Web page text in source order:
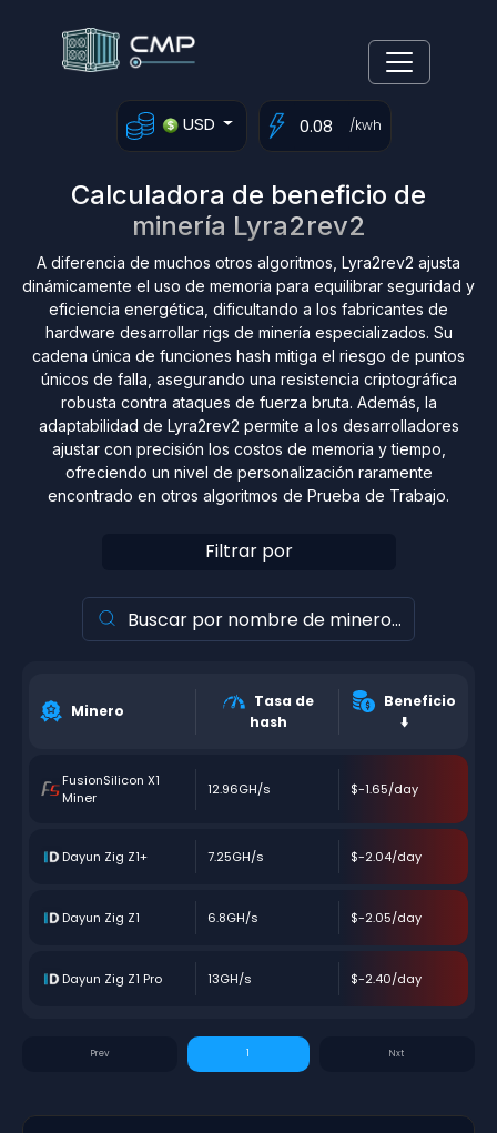
USD /kwh
Calculadora de beneficio de
minería Lyra2rev2
A diferencia de muchos otros algoritmos, Lyra2rev2 ajusta
dinámicamente el uso de memoria para equilibrar seguridad y
eficiencia energética, dificultando a los fabricantes de
hardware desarrollar rigs de minería especializados. Su
cadena única de funciones hash mitiga el riesgo de puntos
únicos de falla, asegurando una resistencia criptográfica
robusta contra ataques de fuerza bruta. Además, la
adaptabilidad de Lyra2rev2 permite a los desarrolladores
ajustar con precisión los costos de memoria y tiempo,
ofreciendo un nivel de personalización raramente
encontrado en otros algoritmos de Prueba de Trabajo.
Filtrar por
Minero
Tasa de
hash
Beneficio
⬇️
FusionSilicon X1
Miner
12.96GH/s $-1.65/day
Dayun Zig Z1+ 7.25GH/s $-2.04/day
Dayun Zig Z1 6.8GH/s $-2.05/day
Dayun Zig Z1 Pro 13GH/s $-2.40/day
1